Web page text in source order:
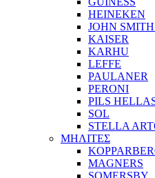
HEINEKEN
JOHN
KAISER
KARHU
LEFFE
PAULANER
PERONI
PILS
SOL
STELLA
ΜΗΛΙΤΕΣ
MAGNERS
SOMERSBY